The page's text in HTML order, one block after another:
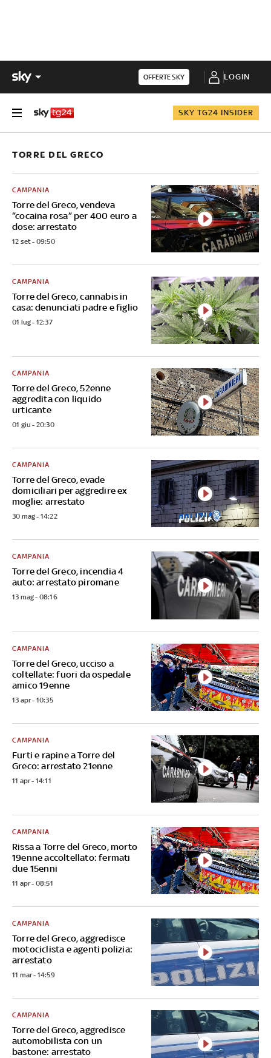
OFFERTE SKY LOGIN
SKY TG24 INSIDER
TORRE DEL GRECO
Torre del Greco, vendeva
“cocaina rosa” per 400 euro a
dose: arrestato
CAMPANIA
12 set - 09:50
Torre del Greco, cannabis in
casa: denunciati padre e figlio
CAMPANIA
01 lug - 12:37
Torre del Greco, 52enne
aggredita con liquido
urticante
CAMPANIA
01 giu - 20:30
Torre del Greco, evade
domiciliari per aggredire ex
moglie: arrestato
CAMPANIA
30 mag - 14:22
Torre del Greco, incendia 4
auto: arrestato piromane
CAMPANIA
13 mag - 08:16
Torre del Greco, ucciso a
coltellate: fuori da ospedale
amico 19enne
CAMPANIA
13 apr - 10:35
Furti e rapine a Torre del
Greco: arrestato 21enne
CAMPANIA
11 apr - 14:11
Rissa a Torre del Greco, morto
19enne accoltellato: fermati
due 15enni
CAMPANIA
11 apr - 08:51
Torre del Greco, aggredisce
motociclista e agenti polizia:
arrestato
CAMPANIA
11 mar - 14:59
Torre del Greco, aggredisce
automobilista con un
bastone: arrestato
CAMPANIA